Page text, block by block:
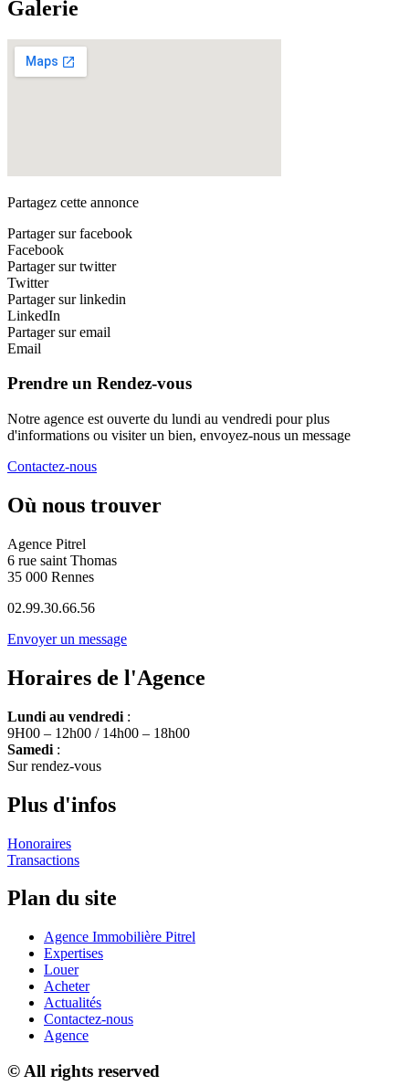
Galerie
Partagez cette annonce
Partager sur facebook
Facebook
Partager sur twitter
Twitter
Partager sur linkedin
LinkedIn
Partager sur email
Email
Prendre un Rendez-vous
Notre agence est ouverte du lundi au vendredi pour plus
d'informations ou visiter un bien, envoyez-nous un message
Contactez-nous
Où nous trouver
Agence Pitrel
6 rue saint Thomas
35 000 Rennes
02.99.30.66.56
Envoyer un message
Horaires de l'Agence
Lundi au vendredi :
9H00 – 12h00 / 14h00 – 18h00
Samedi :
Sur rendez-vous
Plus d'infos
Honoraires
Transactions
Plan du site
Agence Immobilière Pitrel
Expertises
Louer
Acheter
Actualités
Contactez-nous
Agence
© All rights reserved